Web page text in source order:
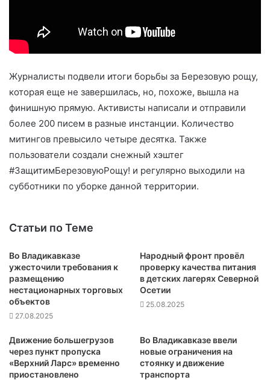
Журналисты подвели итоги борьбы за Березовую рощу,
которая еще не завершилась, но, похоже, вышла на
финишную прямую. Активисты написали и отправили
более 200 писем в разные инстанции. Количество
митингов превысило четыре десятка. Также
пользователи создали снежный хэштег
#ЗащитимБерезовуюРощу! и регулярно выходили на
субботники по уборке данной территории.
Статьи по Теме
Во Владикавказе
ужесточили требования к
размещению
нестационарных торговых
объектов
27.08.2025
Народный фронт провёл
проверку качества питания
в детских лагерях Северной
Осетии
25.08.2025
Движение большегрузов
через пункт пропуска
«Верхний Ларс» временно
приостановлено
Во Владикавказе ввели
новые ограничения на
стоянку и движение
транспорта